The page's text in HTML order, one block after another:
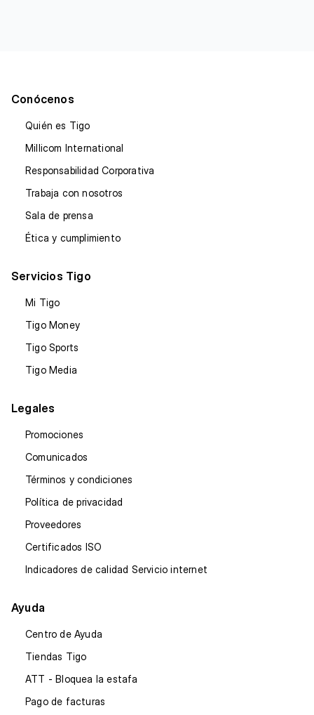
Conócenos
Quién es Tigo
Millicom International
Responsabilidad Corporativa
Trabaja con nosotros
Sala de prensa
Ética y cumplimiento
Servicios Tigo
Mi Tigo
Tigo Money
Tigo Sports
Tigo Media
Legales
Promociones
Comunicados
Términos y condiciones
Política de privacidad
Proveedores
Certificados ISO
Indicadores de calidad Servicio internet
Ayuda
Centro de Ayuda
Tiendas Tigo
ATT - Bloquea la estafa
Pago de facturas